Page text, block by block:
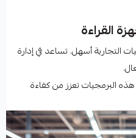
القراءة
التجارية أسهل. تساعد في إدارة
هذه البرمجيات تعزز من كفاءة